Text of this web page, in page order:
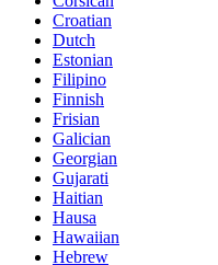
Croatian
Dutch
Estonian
Filipino
Finnish
Frisian
Galician
Georgian
Gujarati
Haitian
Hausa
Hawaiian
Hebrew